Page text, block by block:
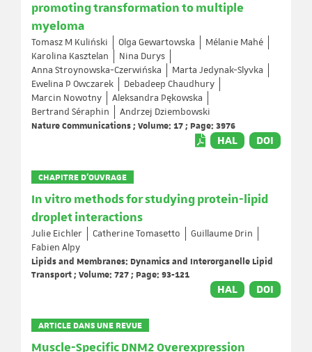
promoting transformation to multiple
myeloma
Tomasz M Kuliński Olga Gewartowska
Mélanie Mahé
Karolina Kasztelan
Nina Durys
Anna Stroynowska-Czerwińska
Marta Jedynak-Slyvka
Ewelina P Owczarek
Debadeep Chaudhury
Marcin Nowotny
Aleksandra Pękowska
Bertrand Séraphin
Andrzej Dziembowski
Nature Communications ; Volume: 17 ; Page: 3976
HAL DOI
CHAPITRE D’OUVRAGE
In vitro methods for studying protein-lipid
droplet interactions
Julie Eichler Catherine Tomasetto
Guillaume Drin
Fabien Alpy
Lipids and Membranes: Dynamics and Interorganelle Lipid
Transport ; Volume: 727 ; Page: 93-121
HAL DOI
ARTICLE DANS UNE REVUE
Muscle-Specific DNM2 Overexpression